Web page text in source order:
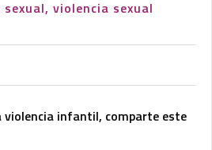
, violencia sexual
violencia infantil, comparte este